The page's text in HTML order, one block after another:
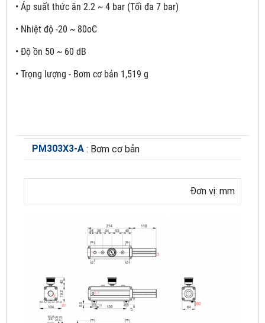
• Áp suất thức ăn 2.2 ~ 4 bar (Tối đa 7 bar)
• Nhiệt độ -20 ~ 80oC
• Độ ồn 50 ~ 60 dB
• Trọng lượng - Bơm cơ bản 1,519 g
PM303X3-A : Bơm cơ bản
Đơn vị: mm